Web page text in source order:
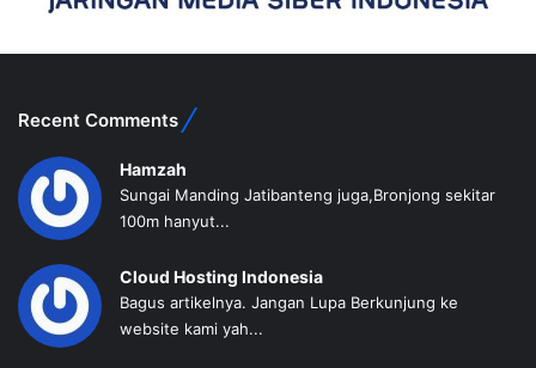
Recent Comments
Hamzah
Sungai Manding Jatibanteng juga,Bronjong sekitar
100m hanyut...
Cloud Hosting Indonesia
Bagus artikelnya. Jangan Lupa Berkunjung ke
website kami yah...